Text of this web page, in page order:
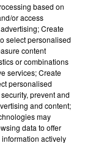
entrées
de nos
- Gagnez
au cœur
based on
or access
Create
select personalised
content
or combinations
services; Create
personalised
prevent and
and content;
may
data to offer
actively